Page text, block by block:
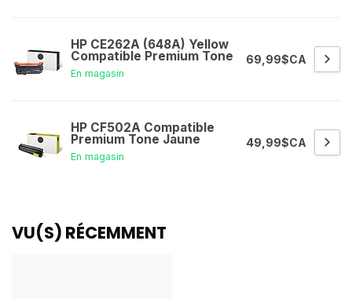
HP CE262A (648A) Yellow
Compatible Premium Tone
En magasin
69,99$CA
HP CF502A Compatible
Premium Tone Jaune
En magasin
49,99$CA
VU(S) RÉCEMMENT